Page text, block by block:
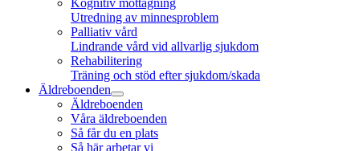
Kognitiv mottagning
Utredning av minnesproblem
Palliativ vård
Lindrande vård vid allvarlig sjukdom
Rehabilitering
Träning och stöd efter sjukdom/skada
Äldreboenden
Äldreboenden
Våra äldreboenden
Så får du en plats
Så här arbetar vi